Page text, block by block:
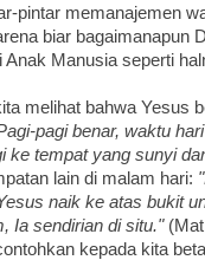
pintar memanajemen
biar bagaimanapun
Anak Manusia seperti
melihat bahwa Yesus
pagi benar, waktu
ke tempat yang sunyi
lain di malam hari:
naik ke atas bukit
Ia sendirian di situ."
kepada kita